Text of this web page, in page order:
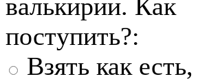
валькирии. Как
поступить?:
Взять как есть,